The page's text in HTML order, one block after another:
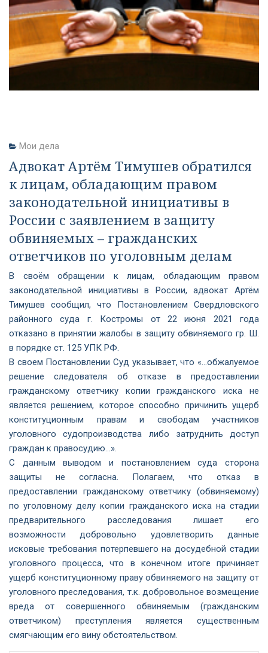
Мои дела
Адвокат Артём Тимушев обратился
к лицам, обладающим правом
законодательной инициативы в
России с заявлением в защиту
обвиняемых – гражданских
ответчиков по уголовным делам
В своём обращении к лицам, обладающим правом
законодательной инициативы в России, адвокат Артём
Тимушев сообщил, что Постановлением Свердловского
районного суда г. Костромы от 22 июня 2021 года
отказано в принятии жалобы в защиту обвиняемого гр. Ш.
в порядке ст. 125 УПК РФ.
В своем Постановлении Суд указывает, что «…обжалуемое
решение следователя об отказе в предоставлении
гражданскому ответчику копии гражданского иска не
является решением, которое способно причинить ущерб
конституционным правам и свободам участников
уголовного судопроизводства либо затруднить доступ
граждан к правосудию…».
С данным выводом и постановлением суда сторона
защиты не согласна. Полагаем, что отказ в
предоставлении гражданскому ответчику (обвиняемому)
по уголовному делу копии гражданского иска на стадии
предварительного расследования лишает его
возможности добровольно удовлетворить данные
исковые требования потерпевшего на досудебной стадии
уголовного процесса, что в конечном итоге причиняет
ущерб конституционному праву обвиняемого на защиту от
уголовного преследования, т.к. добровольное возмещение
вреда от совершенного обвиняемым (гражданским
ответчиком) преступления является существенным
смягчающим его вину обстоятельством.